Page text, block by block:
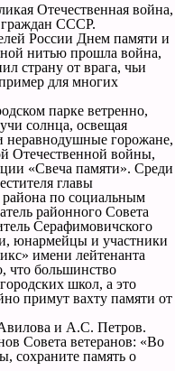
Отечественная война,
СССР.
России Днем памяти и
нитью прошла война,
страну от врага, чьи
для многих
парке ветренно,
солнца, освещая
горожане,
Отечественной войны,
«Свеча памяти». Среди
главы
по социальным
районного Совета
Серафимовичского
юнармейцы и участники
имени лейтенанта
что большинство
школ, а это
примут вахту памяти от
и А.С. Петров.
Совета ветеранов: «Во
сохраните память о